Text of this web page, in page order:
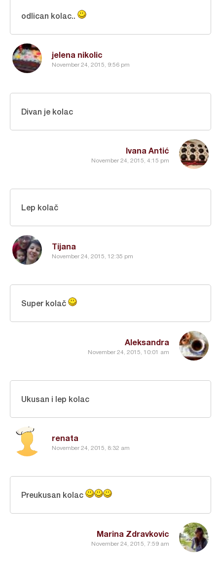
jelena nikolic
November 24, 2015, 9:56 pm
odlican kolac..
Ivana Antić
November 24, 2015, 4:15 pm
Divan je kolac
Tijana
November 24, 2015, 12:35 pm
Lep kolač
Aleksandra
November 24, 2015, 10:01 am
Super kolač
renata
November 24, 2015, 8:32 am
Ukusan i lep kolac
Marina Zdravkovic
November 24, 2015, 7:59 am
Preukusan kolac